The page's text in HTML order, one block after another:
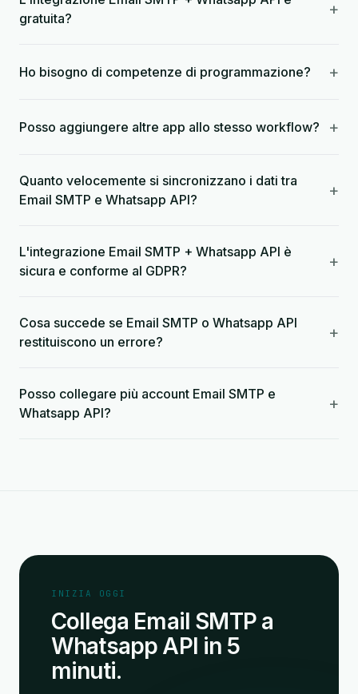
gratuita?
+
Ho bisogno di competenze di programmazione? +
Posso aggiungere altre app allo stesso workflow? +
Quanto velocemente si sincronizzano i dati tra
Email SMTP e Whatsapp API?
+
L'integrazione Email SMTP + Whatsapp API è
sicura e conforme al GDPR?
+
Cosa succede se Email SMTP o Whatsapp API
restituiscono un errore?
+
Posso collegare più account Email SMTP e
Whatsapp API?
+
INIZIA OGGI
Collega Email SMTP a
Whatsapp API in 5
minuti.